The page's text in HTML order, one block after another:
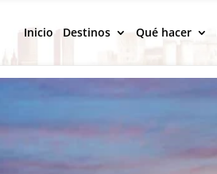
Inicio Destinos Qué hacer